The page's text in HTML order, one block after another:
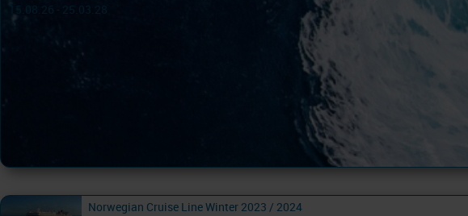
15.08.26 - 25.03.28
Norwegian Cruise Line Winter 2023 / 2024